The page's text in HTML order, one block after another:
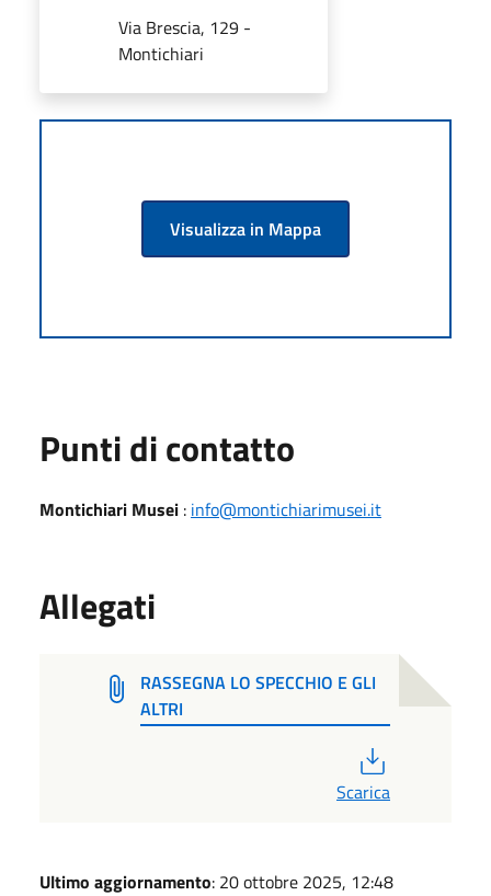
Via Brescia, 129 -
Montichiari
Visualizza in Mappa
Punti di contatto
Montichiari Musei : info@montichiarimusei.it
Allegati
RASSEGNA LO SPECCHIO E GLI
ALTRI
Scarica
Ultimo aggiornamento: 20 ottobre 2025, 12:48